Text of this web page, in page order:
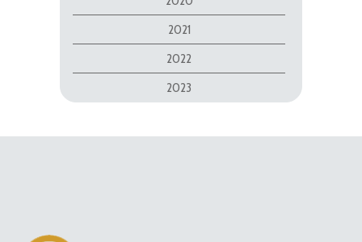
2021
2022
2023